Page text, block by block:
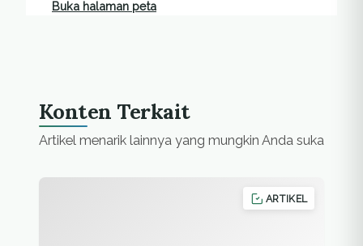
Buka halaman peta
Konten Terkait
Artikel menarik lainnya yang mungkin Anda suka
ARTIKEL